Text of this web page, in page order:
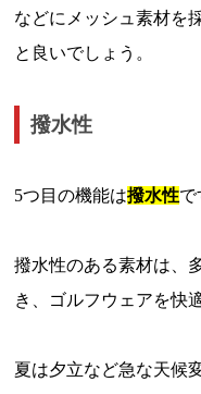
などにメッシュ素材を
と良いでしょう。
撥水性
5つ目の機能は撥水性で
撥水性のある素材は、
き、ゴルフウェアを快
夏は夕立など急な天候